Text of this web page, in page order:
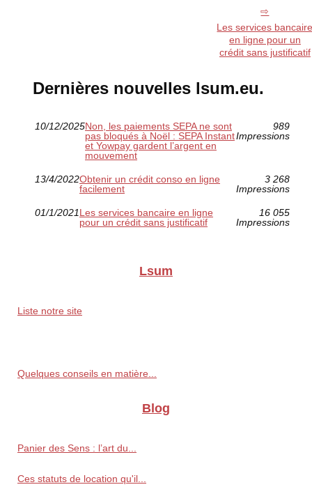
Les services
en ligne pour un
crédit sans justificatif
Dernières nouvelles lsum.eu.
10/12/2025Non, les paiements SEPA ne sont
pas bloqués à Noël : SEPA Instant
et Yowpay gardent l’argent en
mouvement
989
Impressions
13/4/2022Obtenir un crédit conso en ligne
facilement
3 268
Impressions
01/1/2021Les services bancaire en ligne
pour un crédit sans justificatif
16 055
Impressions
Lsum
Liste notre site
Quelques conseils en matière...
Blog
Panier des Sens : l’art du...
Ces statuts de location qu'il...